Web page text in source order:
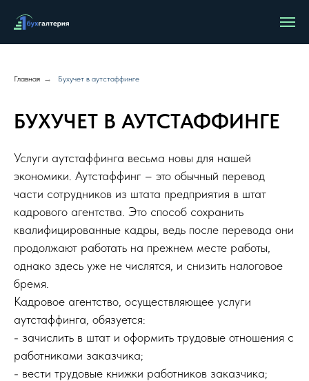
Главная → Бухучет в аутстаффинге
БУХУЧЕТ В АУТСТАФФИНГЕ
Услуги аутстаффинга весьма новы для нашей
экономики. Аутстаффинг – это обычный перевод
части сотрудников из штата предприятия в штат
кадрового агентства. Это способ сохранить
квалифицированные кадры, ведь после перевода они
продолжают работать на прежнем месте работы,
однако здесь уже не числятся, и снизить налоговое
бремя.
Кадровое агентство, осуществляющее услуги
аутстаффинга, обязуется:
- зачислить в штат и оформить трудовые отношения с
работниками заказчика;
- вести трудовые книжки работников заказчика;